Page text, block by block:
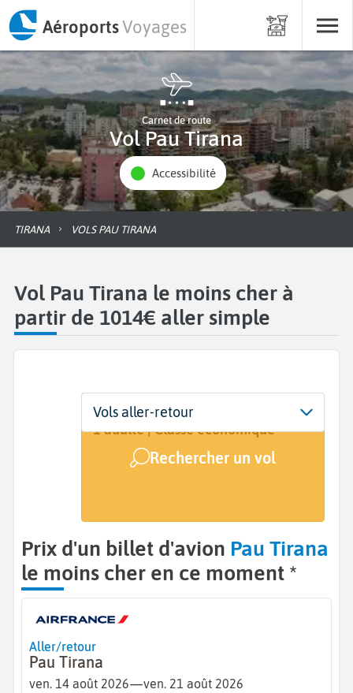
AéroportsVoyages
Carnet de route
Vol Pau Tirana
Accessibilité
TIRANA VOLS PAU TIRANA
Vol Pau Tirana le moins cher à
partir de 1014€ aller simple
Départ
Pau (PUF)
Dates
14 août - 21 août
Voyageurs | Classe
1 adulte | Classe économique
Rechercher un vol
Vols aller-retour
Prix d'un billet d'avion Pau Tirana
le moins cher en ce moment *
Aller/retour
Pau Tirana
ven. 14 août 2026—ven. 21 août 2026